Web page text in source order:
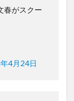
春がスクー
4月24日